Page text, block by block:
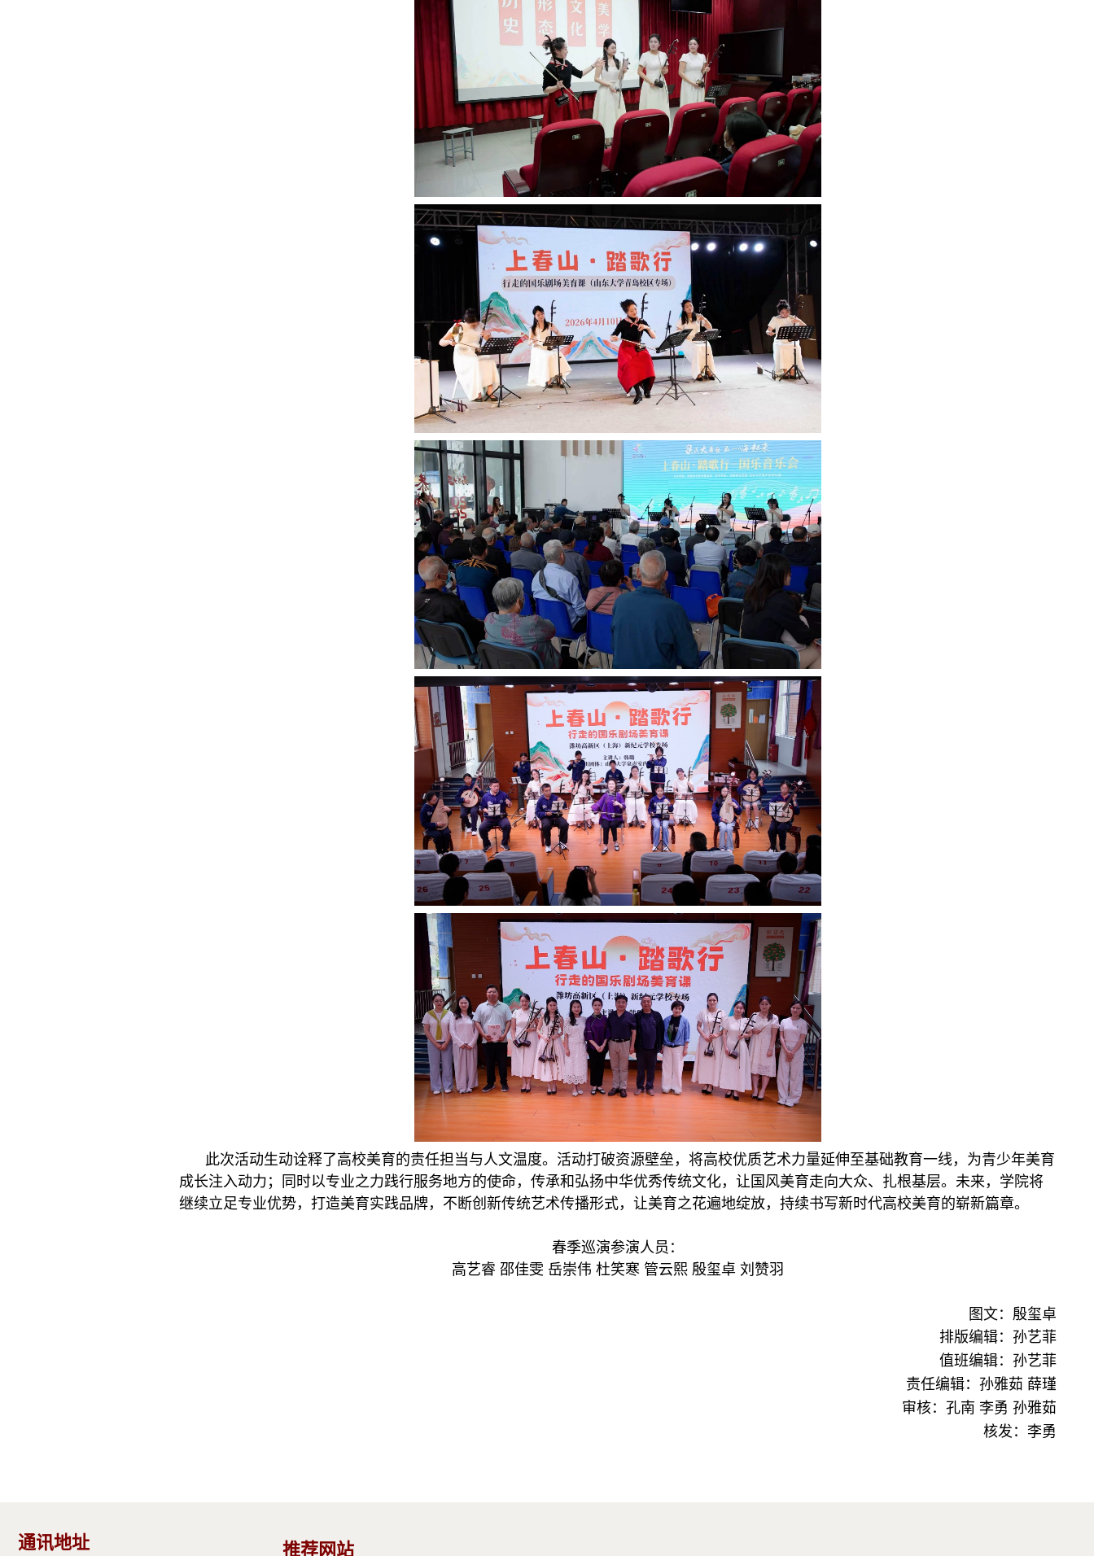
此次活动生动诠释了高校美育的责任担当与人文温度。活动打破资源壁垒，将高校优质艺术力量延伸至基础教育一线，为青少年美育
成长注入动力；同时以专业之力践行服务地方的使命，传承和弘扬中华优秀传统文化，让国风美育走向大众、扎根基层。未来，学院将
继续立足专业优势，打造美育实践品牌，不断创新传统艺术传播形式，让美育之花遍地绽放，持续书写新时代高校美育的崭新篇章。
春季巡演参演人员：
高艺睿 邵佳雯 岳崇伟 杜笑寒 管云熙 殷玺卓 刘赞羽
图文：殷玺卓
排版编辑：孙艺菲
值班编辑：孙艺菲
责任编辑：孙雅茹 薛瑾
审核：孔南 李勇 孙雅茹
核发：李勇
通讯地址 推荐网站